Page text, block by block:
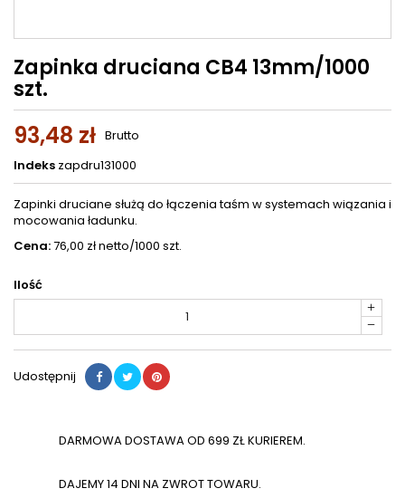
Zapinka druciana CB4 13mm/1000
szt.
93,48 zł Brutto
Indeks zapdru131000
Zapinki druciane służą do łączenia taśm w systemach wiązania i
mocowania ładunku.
Cena:76,00 zł netto/1000 szt.
Ilość
Udostępnij
DARMOWA DOSTAWA OD 699 ZŁ KURIEREM.
DAJEMY 14 DNI NA ZWROT TOWARU.